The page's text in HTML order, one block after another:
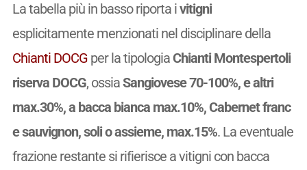
La tabella più in basso riporta ivitigni
esplicitamente menzionati nel disciplinare della
Chianti DOCGper la tipologia Chianti Montespertoli
riserva DOCG, ossiaSangiovese 70-100%, e altri
max.30%, a bacca bianca max.10%, Cabernet franc
e sauvignon, soli o assieme, max.15%. La eventuale
frazione restante si rifierisce a vitigni con bacca